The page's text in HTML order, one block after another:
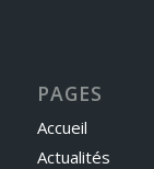
PAGES
Accueil
Actualités